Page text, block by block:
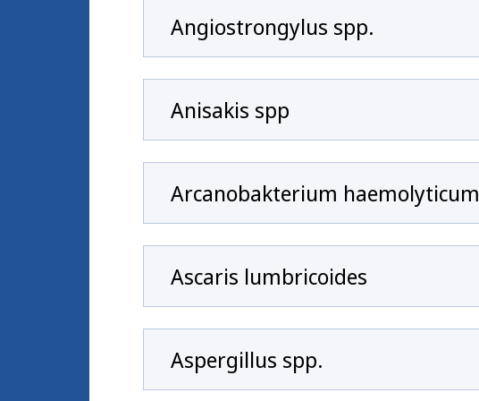
Angiostrongylus spp.
Anisakis spp
Arcanobakterium haemolyticum
Ascaris lumbricoides
Aspergillus spp.